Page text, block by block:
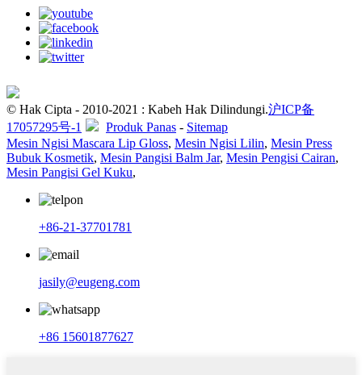
© Hak Cipta - 2010-2021 : Kabeh Hak Dilindungi.沪ICP备
17057295号-1
Produk Panas - Sitemap
Mesin Ngisi Mascara Lip Gloss, Mesin Ngisi Lilin, Mesin Press
Bubuk Kosmetik, Mesin Pangisi Balm Jar, Mesin Pengisi Cairan,
Mesin Pangisi Gel Kuku,
+86-21-37701781
jasily@eugeng.com
+86 15601877627